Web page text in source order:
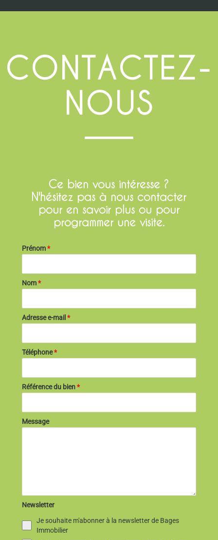
CONTACTEZ-
NOUS
Ce bien vous intéresse ?
N'hésitez pas à nous contacter
pour en savoir plus ou pour
programmer une visite.
Prénom*
Nom*
Adresse e-mail *
Téléphone*
Référence du bien*
Message
Newsletter
Je souhaite m'abonner à la newsletter de Bages
Immobilier